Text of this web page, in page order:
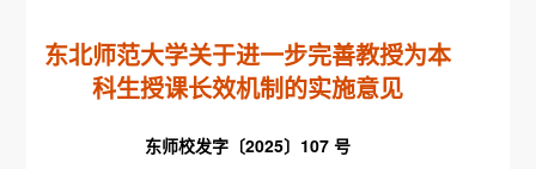
东北师范大学关于进一步完善教授为本
科生授课长效机制的实施意见
东师校发字〔2025〕107 号